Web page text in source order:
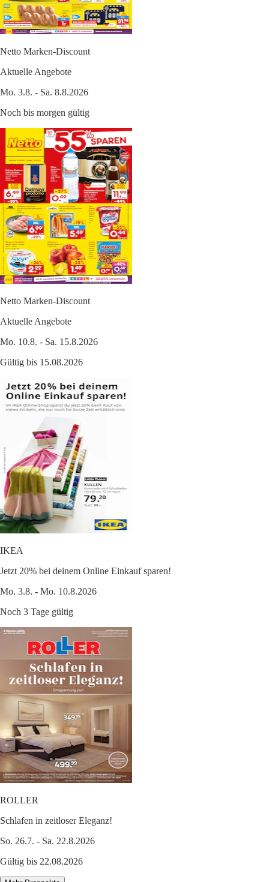
Netto Marken-Discount
Aktuelle Angebote
Mo. 3.8. - Sa. 8.8.2026
Noch bis morgen gültig
Netto Marken-Discount
Aktuelle Angebote
Mo. 10.8. - Sa. 15.8.2026
Gültig bis 15.08.2026
IKEA
Jetzt 20% bei deinem Online Einkauf sparen!
Mo. 3.8. - Mo. 10.8.2026
Noch 3 Tage gültig
ROLLER
Schlafen in zeitloser Eleganz!
So. 26.7. - Sa. 22.8.2026
Gültig bis 22.08.2026